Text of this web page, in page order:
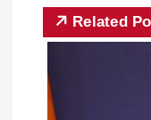
Related